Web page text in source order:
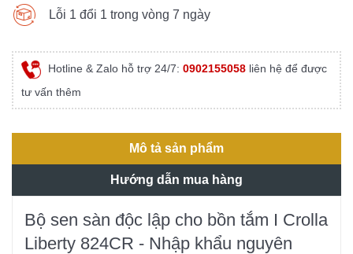
Lỗi 1 đổi 1 trong vòng 7 ngày
Hotline & Zalo hỗ trợ 24/7: 0902155058 liên hệ để được
tư vấn thêm
Mô tả sản phẩm
Hướng dẫn mua hàng
Bộ sen sàn độc lập cho bồn tắm I Crolla
Liberty 824CR - Nhập khẩu nguyên